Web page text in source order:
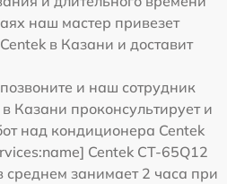
наш мастер привезет
в Казани и доставит
и наш сотрудник
Казани проконсультирует и
над кондиционера Centek
Centek CT-65Q12
среднем занимает 2 часа при